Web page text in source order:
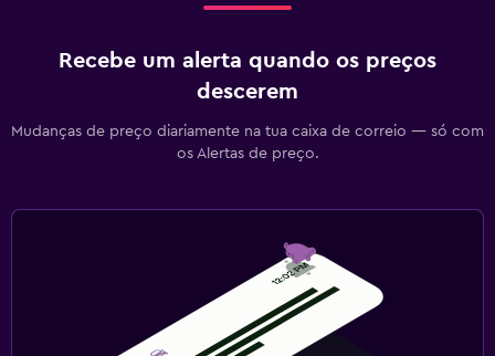
Recebe um alerta quando os preços
descerem
Mudanças de preço diariamente na tua caixa de correio — só com
os Alertas de preço.